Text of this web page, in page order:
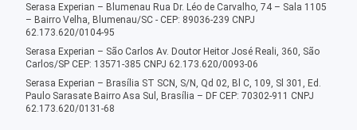
Serasa Experian – Blumenau Rua Dr. Léo de Carvalho, 74 – Sala 1105
– Bairro Velha, Blumenau/SC - CEP: 89036-239 CNPJ
62.173.620/0104-95
Serasa Experian – São Carlos Av. Doutor Heitor José Reali, 360, São
Carlos/SP CEP: 13571-385 CNPJ 62.173.620/0093-06
Serasa Experian – Brasília ST SCN, S/N, Qd 02, Bl C, 109, Sl 301, Ed.
Paulo Sarasate Bairro Asa Sul, Brasília – DF CEP: 70302-911 CNPJ
62.173.620/0131-68